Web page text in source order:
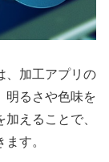
、加工アプリの
明るさや色味を
えることで、
す。